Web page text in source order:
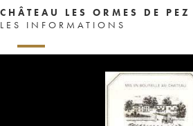
CHÂTEAU LES ORMES DE PEZ
LES INFORMATIONS